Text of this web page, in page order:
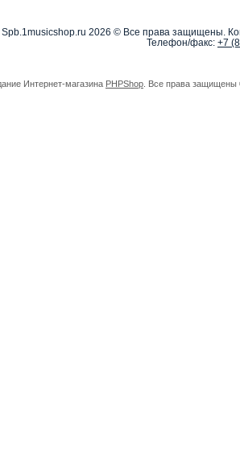
Spb.1musicshop.ru 2026 © Все права защищены.
Телефон/факс: +7
Интернет-магазина PHPShop . Все права защищены